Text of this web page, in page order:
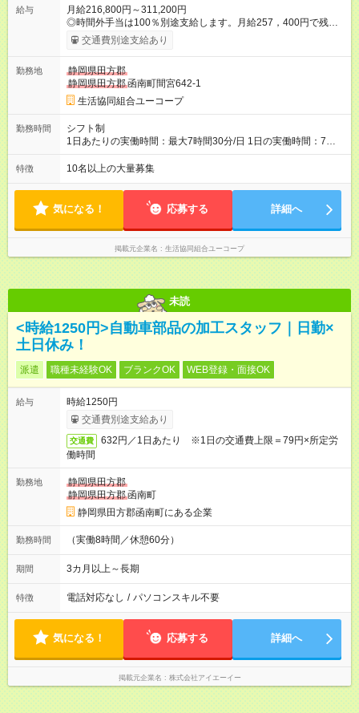
給与
月給216,800円～311,200円
◎時間外手当は100％別途支給します。月給257，400円で残業
11時間の場合、残業代は22，000円くらいのイメージです。 ＜
年齢給で着実に給与UP！＞ 成績や頑張りに応じての昇給とは別
給があります。もちろん中途入社の方も適用されます。 25歳／
月給257，400円 30歳／月給285，400円 35歳／月給309，400
円 40歳／月給311，200円 【試用期間】試用期間あり 試用期間
の長さ：2ヶ月 雇用形態、給与は本採用時と同じです。
交通費別途支給あり
勤務地
静岡県田方郡
静岡県田方郡函南町間宮642-1
生活協同組合ユーコープ
勤務時間
シフト制
1日あたりの実働時間：最大7時間30分/日 1日の実働時間：7時
間30分 ＜シフト例＞ 9：15～17：45 11：30～20：00（横浜新
山下Cのみ） など ＜実質残業なし！＞ 平均残業は月11時間で、
時間30分なので、実質残業はありません。1分でも残業したら時
間外手当は100％支給します。
特徴 10名以上の大量募集
気になる！ 応募する 詳細へ
掲載元企業名 生活協同組合ユーコープ
未読
<時給1250円>自動車部品の加工スタッフ｜日勤×
土日休み！
派遣 職種未経験OK ブランクOK WEB登録・面接OK
給与
時給1250円
交通費別途支給あり
交通費
632円／1日あたり ※1日の交通費上限＝79円×所定労
働時間
勤務地
静岡県田方郡
静岡県田方郡函南町
静岡県田方郡函南町にある企業
勤務時間 （実働8時間／休憩60分）
期間 3カ月以上～長期
特徴 電話対応なし / パソコンスキル不要
気になる！ 応募する 詳細へ
掲載元企業名 株式会社アイエーイー